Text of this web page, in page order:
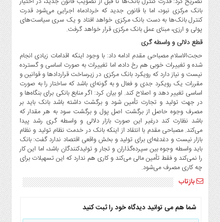
بانک مرکزی نبود، اما با قانون جدید که خردادماه اجرایی می‌شود قدرت
کنترل بانک‌ها به دست بانک مرکزی خواهد افتاد و یک سری سیاست‌های
پولی و ارزی، مبنای عمل بانک مرکزی قرار خواهد گرفت.
قطع دلالی و واسطه گری
حجت‌الاسلام مصباحی مقدم ادامه داد: با وجود اینکه اقدامات زیادی انجام
شده و تغییرات خوبی هم رخ داده، اما تغییرات به صورت اساسی و گسترده
نیست و نیاز دارد که رویکرد بانک مرکزی در زیرساخت قرارداد‌ها و قوانین و
مقررات یک رویکرد جدی و فعال و به گونه‌ای باشد که ساختار را به صورت
اساسی تغییر دهد و اصلاح کند. او بیان کرد: اگر منابع بانکی برای بنگاه‌ها و
در جهت تولید و تجارت تأمین شود و برگشت داشته باشد بانک باید بر
مصرف وجوه حاصل از برگشت اصل پول و برگشت سود به هر مقدار که
باشد نظارت کند درغیر این صورت بازار دلالی و واسطه گری رشد پیدا
می‌کند. مصباحی مقدم با انتقاد از اینکه بانک در خدمت نظام تولید و نظام
بازار نیست و دغدغه‌ای برای تولید و بخش واقعی اقتصاد ندارد گفت: بانک
باید واسطه وجوه بین سپرده‌گذاران و تجار و تولیدکنندگان باشد، اما این کار
را نمی‌کند و فقط تأمین مالی می‌کند و کاری هم ندارد که این تسهیلات برای
چه کاری مصرف می‌شود.
بازتاب
شما هم می توانید دیدگاه خود را ثبت کنید